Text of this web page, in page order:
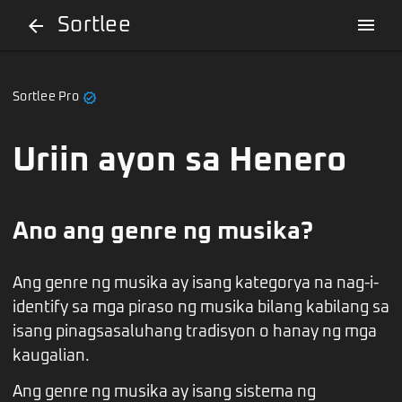
arrow_back Sortlee menu
Sortlee Pro verified
Uriin ayon sa Henero
Ano ang genre ng musika?
Ang genre ng musika ay isang kategorya na nag-i-
identify sa mga piraso ng musika bilang kabilang sa
isang pinagsasaluhang tradisyon o hanay ng mga
kaugalian.
Ang genre ng musika ay isang sistema ng